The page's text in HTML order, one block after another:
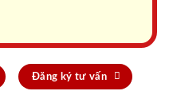
Đăng ký tư vấn